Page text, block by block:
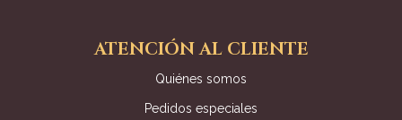
ATENCIÓN AL CLIENTE
Quiénes somos
Pedidos especiales